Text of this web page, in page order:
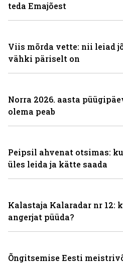
teda Emajõest
Viis mõrda vette: nii leiad
vähki päriselt on
Norra 2026. aasta
olema peab
Peipsil ahvenat otsimas:
üles leida ja kätte saada
Kalastaja Kalaradar nr 12:
angerjat püüda?
Õngitsemise Eesti